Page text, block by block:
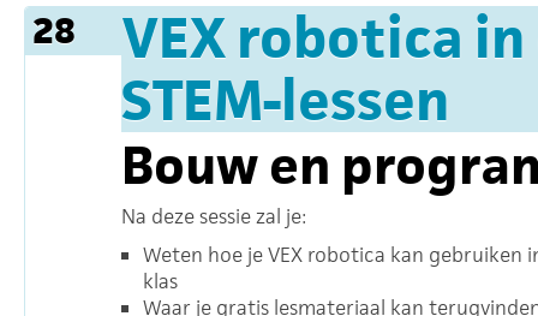
28
VEX robotica
STEM-lessen
Bouw en
Na deze sessie zal je:
Weten hoe je VEX robotica kan gebruiken
klas
Waar je gratis lesmateriaal kan